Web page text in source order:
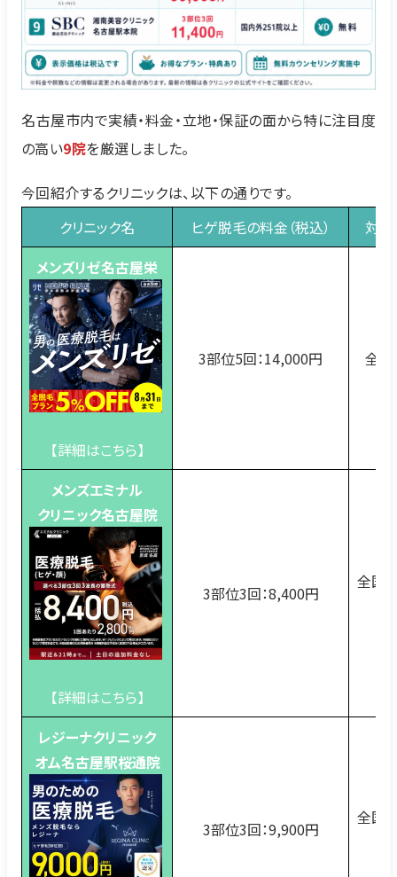
名古屋市内で実績・料金・立地・保証の面から特に注目度
の高い9院を厳選しました。
今回紹介するクリニックは、以下の通りです。
クリニック名 ヒゲ脱毛の料金（税込）
対
メンズリゼ名古屋栄
【詳細はこちら】
3部位5回：14,000円 全
メンズエミナル
クリニック名古屋院
【詳細はこちら】
3部位3回：8,400円
全国
レジーナクリニック
オム名古屋駅桜通院
3部位3回：9,900円
全国